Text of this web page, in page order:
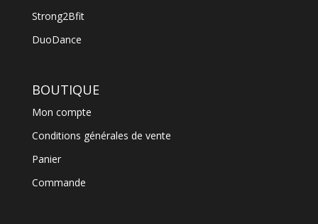
Strong2Bfit
DuoDance
BOUTIQUE
Mon compte
Conditions générales de vente
Panier
Commande